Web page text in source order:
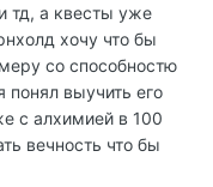
тд, а квесты уже
хочу что бы
со способностю
понял выучить его
с алхимией в 100
вечность что бы